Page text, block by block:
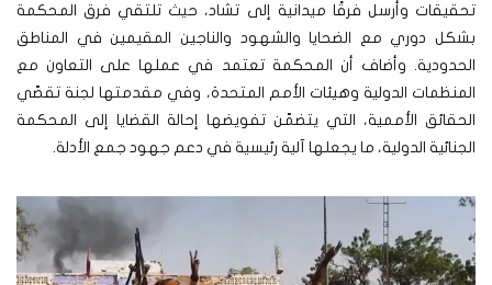
تحقيقات وأرسل فرقًا ميدانية إلى تشاد، حيث تلتقي فرق المحكمة
بشكل دوري مع الضحايا والشهود والناجين المقيمين في المناطق
الحدودية. وأضاف أن المحكمة تعتمد في عملها على التعاون مع
المنظمات الدولية وهيئات الأمم المتحدة، وفي مقدمتها لجنة تقصّي
الحقائق الأممية، التي يتضمّن تفويضها إحالة القضايا إلى المحكمة
الجنائية الدولية، ما يجعلها آلية رئيسية في دعم جهود جمع الأدلة.